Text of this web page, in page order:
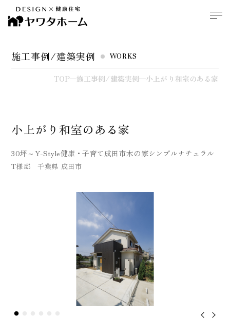
施工事例/建築実例 WORKS
TOP 施工事例/建築実例 小上がり和室のある家
小上がり和室のある家
30坪～ Y-Style健康・子育て成田市木の家シンプルナチュラル
T様邸 千葉県 成田市